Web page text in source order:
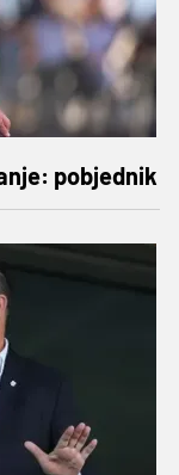
pobjednik